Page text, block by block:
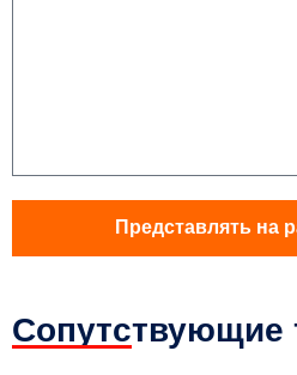
Представлять на
Сопутствующие